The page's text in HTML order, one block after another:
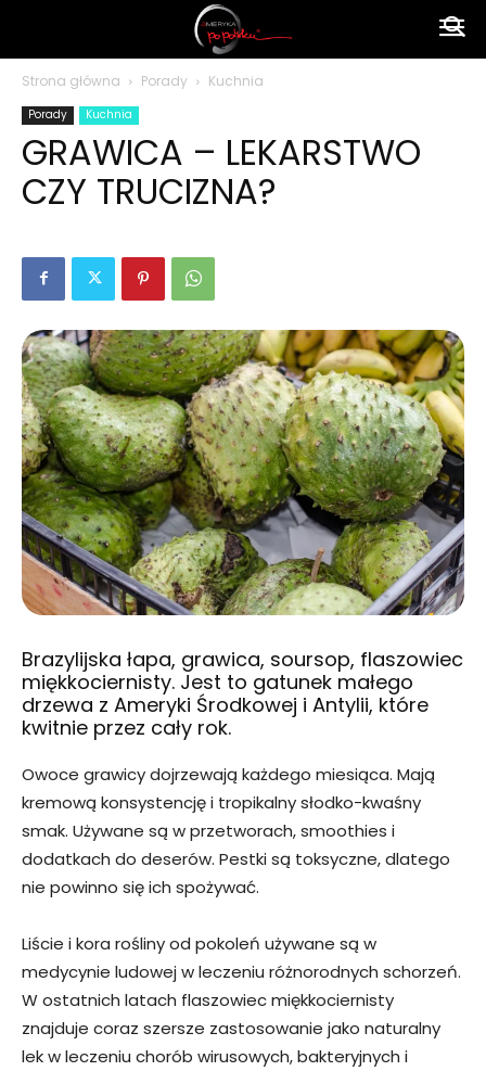
Strona główna Porady Kuchnia
Porady Kuchnia
GRAWICA – LEKARSTWO
CZY TRUCIZNA?
Brazylijska łapa, grawica, soursop, flaszowiec
miękkociernisty. Jest to gatunek małego
drzewa z Ameryki Środkowej i Antylii, które
kwitnie przez cały rok.
Owoce grawicy dojrzewają każdego miesiąca. Mają
kremową konsystencję i tropikalny słodko-kwaśny
smak. Używane są w przetworach, smoothies i
dodatkach do deserów. Pestki są toksyczne, dlatego
nie powinno się ich spożywać.
Liście i kora rośliny od pokoleń używane są w
medycynie ludowej w leczeniu różnorodnych schorzeń.
W ostatnich latach flaszowiec miękkociernisty
znajduje coraz szersze zastosowanie jako naturalny
lek w leczeniu chorób wirusowych, bakteryjnych i